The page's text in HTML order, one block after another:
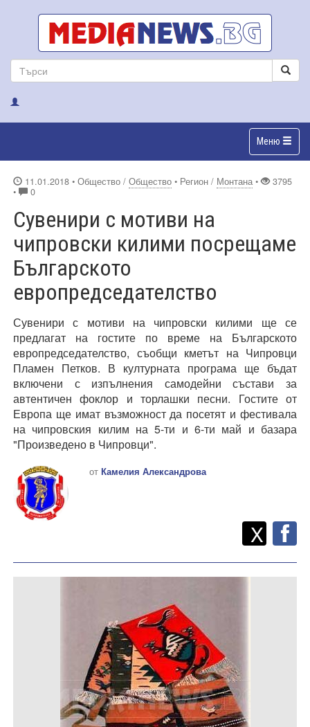
Меню
11.01.2018 • Общество / Общество • Регион / Монтана •
3795
•
0
Сувенири с мотиви на
чипровски килими посрещаме
Българското
европредседателство
Сувенири с мотиви на чипровски килими ще се
предлагат на гостите по време на Българското
европредседателство, съобщи кметът на Чипровци
Пламен Петков. В културната програма ще бъдат
включени с изпълнения самодейни състави за
автентичен фоклор и торлашки песни. Гостите от
Европа ще имат възможност да посетят и фестивала
на чипровския килим на 5-ти и 6-ти май и базара
"Произведено в Чипровци".
от Камелия Александрова
Споделете
X